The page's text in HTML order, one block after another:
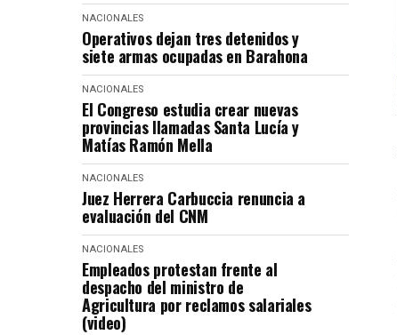
NACIONALES
Operativos dejan tres detenidos y
siete armas ocupadas en Barahona
NACIONALES
El Congreso estudia crear nuevas
provincias llamadas Santa Lucía y
Matías Ramón Mella
NACIONALES
Juez Herrera Carbuccia renuncia a
evaluación del CNM
NACIONALES
Empleados protestan frente al
despacho del ministro de
Agricultura por reclamos salariales
(video)